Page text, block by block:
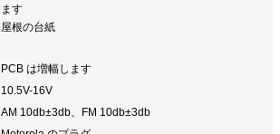
ます
屋根の台紙
PCB は増幅します
10.5V-16V
AM 10db±3db、FM 10db±3db